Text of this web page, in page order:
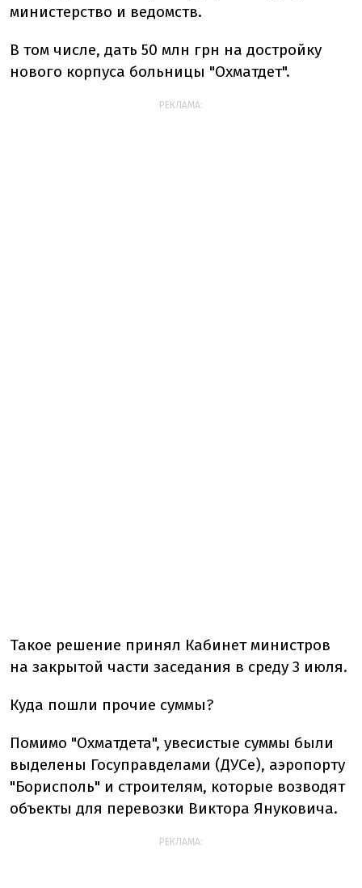
министерство и ведомств.
В том числе, дать 50 млн грн на достройку
нового корпуса больницы "Охматдет".
РЕКЛАМА:
Такое решение принял Кабинет министров
на закрытой части заседания в среду 3 июля.
Куда пошли прочие суммы?
Помимо "Охматдета", увесистые суммы были
выделены Госуправделами (ДУСе), аэропорту
"Борисполь" и строителям, которые возводят
объекты для перевозки Виктора Януковича.
РЕКЛАМА: